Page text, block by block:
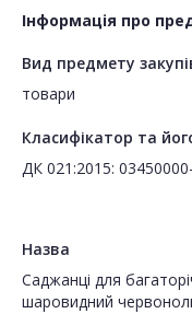
Інформація про
Вид предмету
товари
Класифікатор та
ДК 021:2015:
Назва
Саджанці для
шаровидний